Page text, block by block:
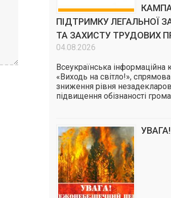
ПІДТРИМКУ ЛЕГАЛЬНОЇ
ТА ЗАХИСТУ ТРУДОВИХ
04.08.2026
Всеукраїнська інформаційна
«Виходь на світло!»,
зниження рівня
підвищення обізнаності
УВАГА!